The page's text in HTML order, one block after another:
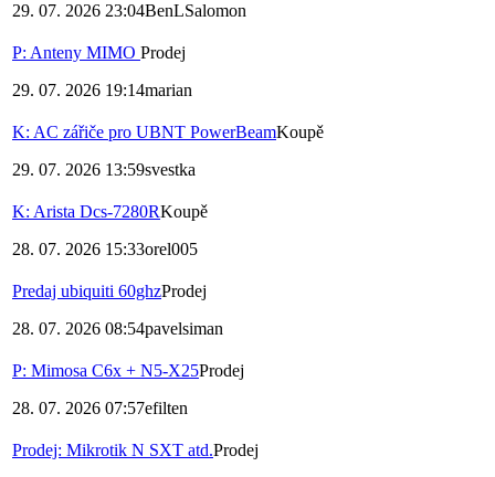
29. 07. 2026 23:04BenLSalomon
P: Anteny MIMO Prodej
29. 07. 2026 19:14marian
K: AC zářiče pro UBNT PowerBeamKoupě
29. 07. 2026 13:59svestka
K: Arista Dcs-7280RKoupě
28. 07. 2026 15:33orel005
Predaj ubiquiti 60ghzProdej
28. 07. 2026 08:54pavelsiman
P: Mimosa C6x + N5-X25Prodej
28. 07. 2026 07:57efilten
Prodej: Mikrotik N SXT atd.Prodej